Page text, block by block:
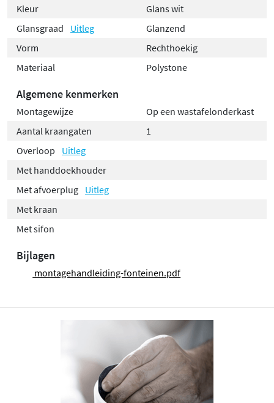
Kleur
Glans wit
Glansgraad
Uitleg
Glanzend
Vorm
Rechthoekig
Materiaal
Polystone
Algemene kenmerken
Montagewijze
Op een wastafelonderkast
Aantal kraangaten
1
Overloop
Uitleg
Met handdoekhouder
Met afvoerplug Uitleg
Met kraan
Met sifon
Bijlagen
montagehandleiding-fonteinen.pdf